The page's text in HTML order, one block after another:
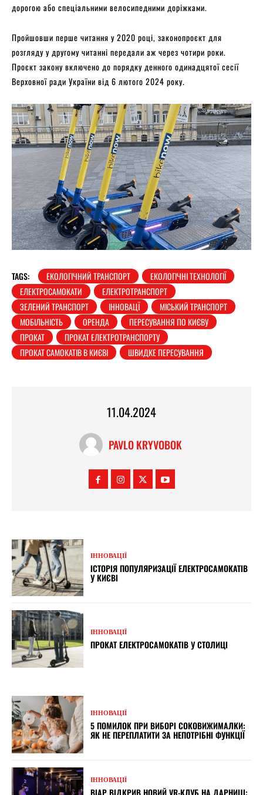
дорогою або спеціальними велосипедними доріжками.
Пройшовши перше читання у 2020 році, законопроєкт для
розгляду у другому читанні передали аж через чотири роки.
Проєкт закону включено до порядку денного одинадцятої сесії
Верховної ради України від 6 лютого 2024 року.
TAGS: ЕКОЛОГІЧНИЙ ТРАНСПОРТ
ЕКОЛОГІЧНІ ТЕХНОЛОГІЇ
ЕЛЕКТРОСАМОКАТИ
ЕЛЕКТРОТРАНСПОРТ
ЗЕЛЕНИЙ ТРАНСПОРТ
ІННОВАЦЇ
МІСЬКИЙ ТРАНСПОРТ
МОБІЛЬНІСТЬ
ОРЕНДА
ПЕРЕСУВАННЯ ПО КИЄВУ
ПРОКАТ
ПРОКАТ ЕЛЕКТРОТРАНСПОРТУ
ПРОКАТ САМОКАТІВ В КИЄВІ
ШВИДКЕ ПЕРЕСУВАННЯ
11.04.2024
PAVLO KRYVOBOK
ІННОВАЦІЇ
ІСТОРІЯ ПОПУЛЯРИЗАЦІЇ ЕЛЕКТРОСАМОКАТІВ
У КИЄВІ
ІННОВАЦІЇ
ПРОКАТ ЕЛЕКТРОСАМОКАТІВ У СТОЛИЦІ
ІННОВАЦІЇ
5 ПОМИЛОК ПРИ ВИБОРІ СОКОВИЖИМАЛКИ:
ЯК НЕ ПЕРЕПЛАТИТИ ЗА НЕПОТРІБНІ ФУНКЦІЇ
ІННОВАЦІЇ
ВІАР ВІДКРИВ НОВИЙ VR-КЛУБ НА ДАРНИЦІ: